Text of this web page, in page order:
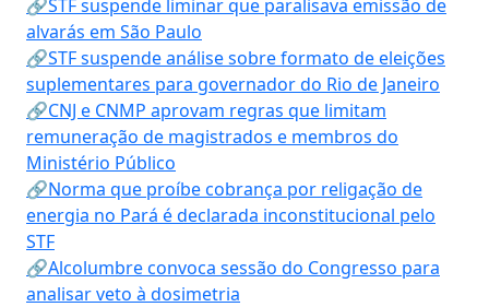
🔗STF suspende liminar que paralisava emissão de
alvarás em São Paulo
🔗STF suspende análise sobre formato de eleições
suplementares para governador do Rio de Janeiro
🔗CNJ e CNMP aprovam regras que limitam
remuneração de magistrados e membros do
Ministério Público
🔗Norma que proíbe cobrança por religação de
energia no Pará é declarada inconstitucional pelo
STF
🔗Alcolumbre convoca sessão do Congresso para
analisar veto à dosimetria